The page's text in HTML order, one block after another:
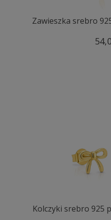
Zawieszka srebro
Kolczyki srebro 925